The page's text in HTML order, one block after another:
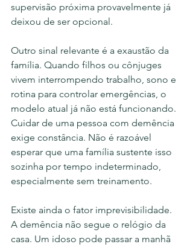
supervisão próxima provavelmente já
deixou de ser opcional.
Outro sinal relevante é a exaustão da
família. Quando filhos ou cônjuges
vivem interrompendo trabalho, sono e
rotina para controlar emergências, o
modelo atual já não está funcionando.
Cuidar de uma pessoa com demência
exige constância. Não é razoável
esperar que uma família sustente isso
sozinha por tempo indeterminado,
especialmente sem treinamento.
Existe ainda o fator imprevisibilidade.
A demência não segue o relógio da
casa. Um idoso pode passar a manhã